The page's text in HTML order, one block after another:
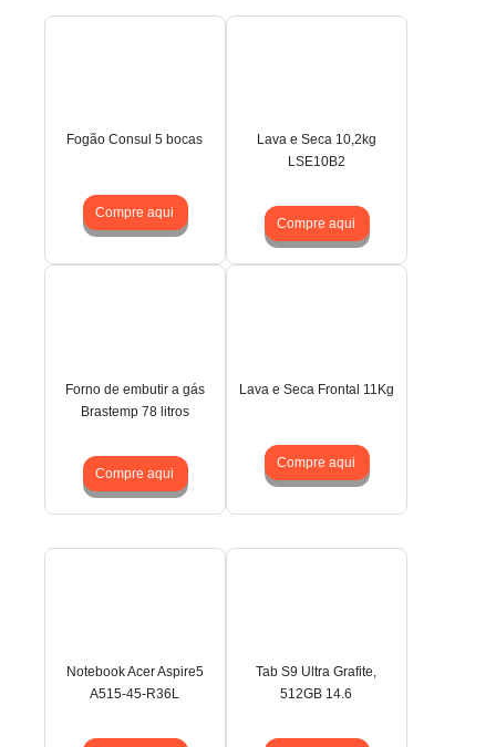
Fogão Consul 5 bocas
Compre aqui
Lava e Seca 10,2kg
LSE10B2
Compre aqui
Forno de embutir a gás
Brastemp 78 litros
Compre aqui
Lava e Seca Frontal 11Kg
Compre aqui
Notebook Acer Aspire5
A515-45-R36L
Tab S9 Ultra Grafite,
512GB 14.6